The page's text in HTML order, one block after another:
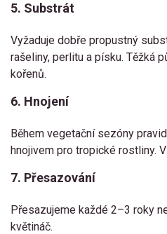
5. Substrát
Vyžaduje dobře propustný
rašeliny, perlitu a písku. Těžká
kořenů.
6. Hnojení
Během vegetační sezóny
hnojivem pro tropické rostliny.
7. Přesazování
Přesazujeme každé 2–3 roky
květináč.